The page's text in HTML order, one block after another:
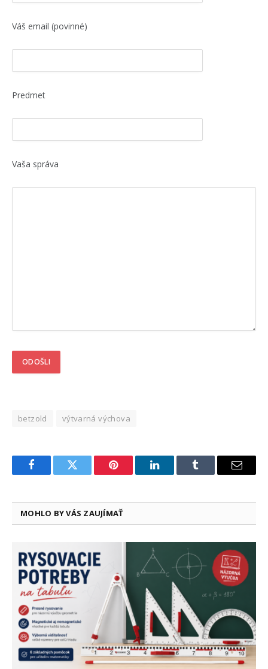
Váš email (povinné)
Predmet
Vaša správa
betzold výtvarná výchova
FacebookTwitter Pinterest LinkedInTumblr Email
MOHLO BY VÁS ZAUJÍMAŤ